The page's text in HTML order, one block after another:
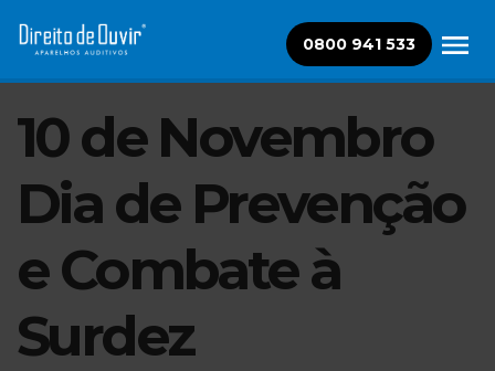
0800 941 533
10 de Novembro
Dia de Prevenção
e Combate à
Surdez